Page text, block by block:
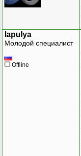
lapulya
Молодой специалист
Offline